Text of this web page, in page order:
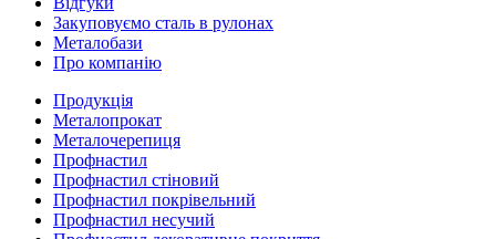
Закуповуємо сталь в рулонах
Металобази
Про компанію
Продукція
Металопрокат
Металочерепиця
Профнастил
Профнастил стіновий
Профнастил покрівельний
Профнастил несучий